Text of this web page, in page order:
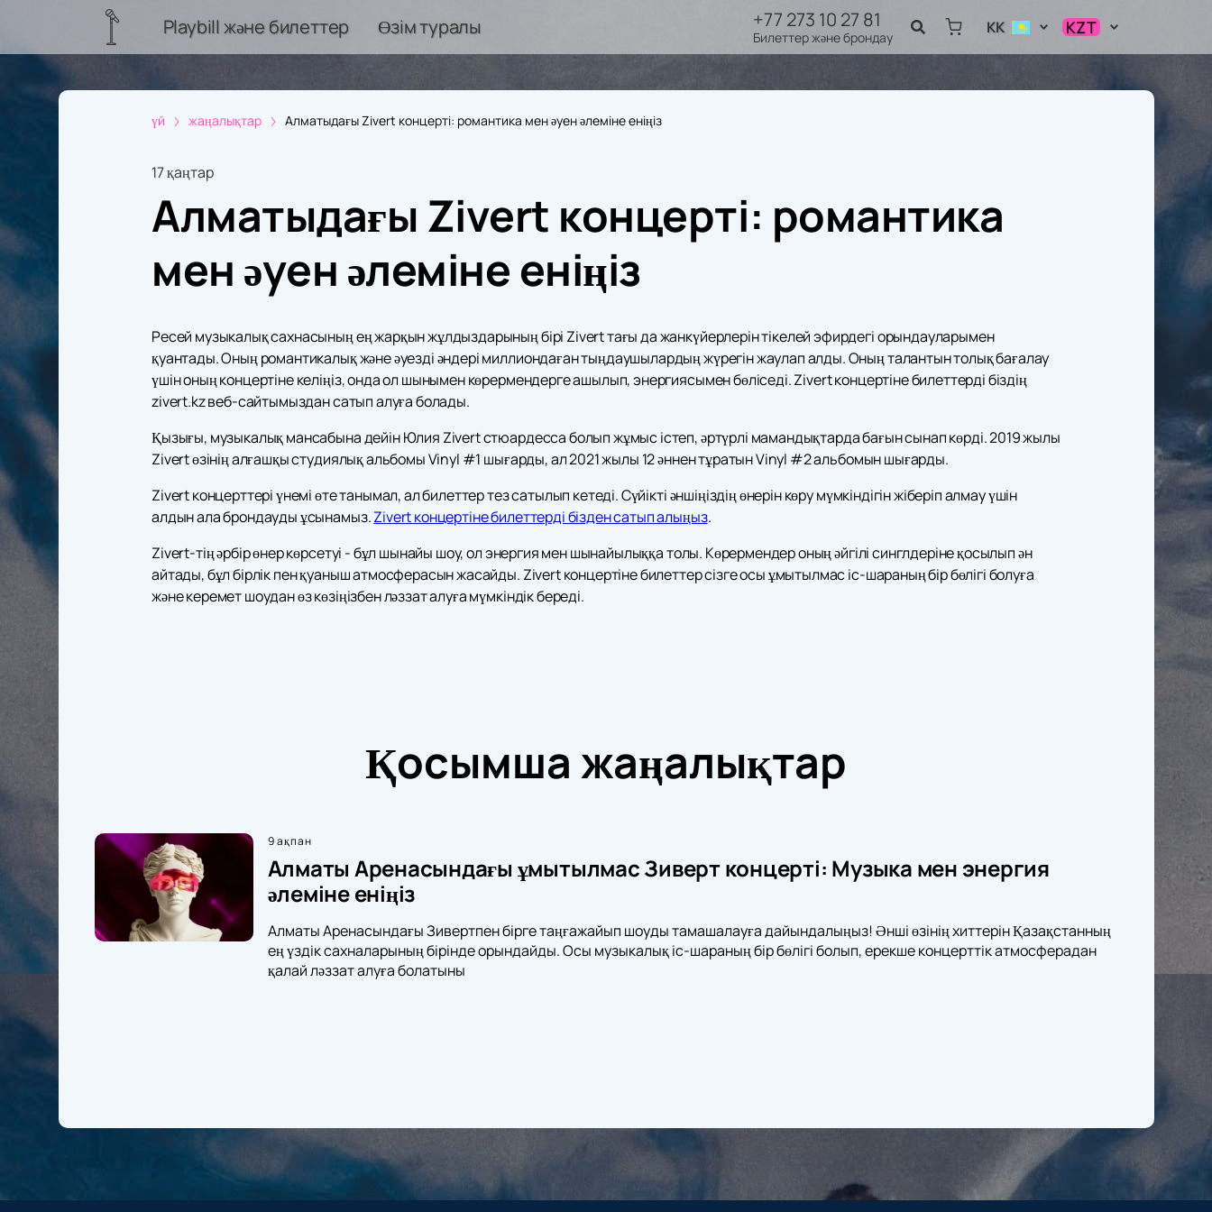
Playbill және билеттер Өзім туралы +77 273 10 27 81
Билеттер және брондау
KK KZT
үй жаңалықтар Алматыдағы Zivert концерті: романтика мен әуен әлеміне еніңіз
17 қаңтар
Алматыдағы Zivert концерті: романтика
мен әуен әлеміне еніңіз
Ресей музыкалық сахнасының ең жарқын жұлдыздарының бірі Zivert тағы да жанкүйерлерін тікелей эфирдегі орындауларымен
қуантады. Оның романтикалық және әуезді әндері миллиондаған тыңдаушылардың жүрегін жаулап алды. Оның талантын толық бағалау
үшін оның концертіне келіңіз, онда ол шынымен көрермендерге ашылып, энергиясымен бөліседі. Zivert концертіне билеттерді біздің
zivert.kz веб-сайтымыздан сатып алуға болады.
Қызығы, музыкалық мансабына дейін Юлия Zivert стюардесса болып жұмыс істеп, әртүрлі мамандықтарда бағын сынап көрді. 2019 жылы
Zivert өзінің алғашқы студиялық альбомы Vinyl #1 шығарды, ал 2021 жылы 12 әннен тұратын Vinyl #2 альбомын шығарды.
Zivert концерттері үнемі өте танымал, ал билеттер тез сатылып кетеді. Сүйікті әншіңіздің өнерін көру мүмкіндігін жіберіп алмау үшін
алдын ала брондауды ұсынамыз.Zivert концертіне билеттерді бізден сатып алыңыз.
Zivert-тің әрбір өнер көрсетуі - бұл шынайы шоу, ол энергия мен шынайылыққа толы. Көрермендер оның әйгілі синглдеріне қосылып ән
айтады, бұл бірлік пен қуаныш атмосферасын жасайды. Zivert концертіне билеттер сізге осы ұмытылмас іс-шараның бір бөлігі болуға
және керемет шоудан өз көзіңізбен ләззат алуға мүмкіндік береді.
Қосымша жаңалықтар
9 ақпан
Алматы Аренасындағы ұмытылмас Зиверт концерті: Музыка мен энергия
әлеміне еніңіз
Алматы Аренасындағы Зивертпен бірге таңғажайып шоуды тамашалауға дайындалыңыз! Әнші өзінің хиттерін Қазақстанның
ең үздік сахналарының бірінде орындайды. Осы музыкалық іс-шараның бір бөлігі болып, ерекше концерттік атмосферадан
қалай ләззат алуға болатыны